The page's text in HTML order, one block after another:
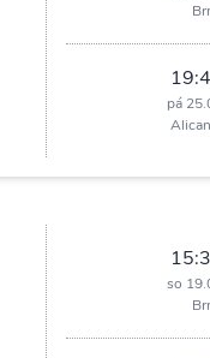
pá
so